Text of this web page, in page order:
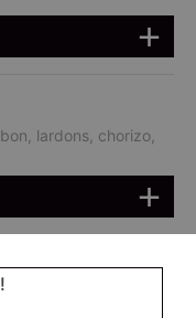
lardons, chorizo,
hachée, oeuf